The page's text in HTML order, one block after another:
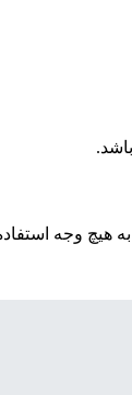
هیچ وجه